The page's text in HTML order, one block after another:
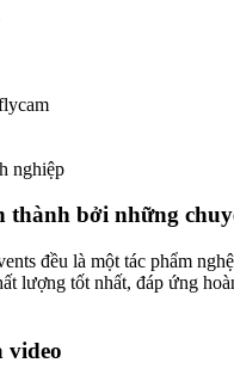
nghiệp
thành bởi những
đều là một tác phẩm
lượng tốt nhất, đáp ứng
video